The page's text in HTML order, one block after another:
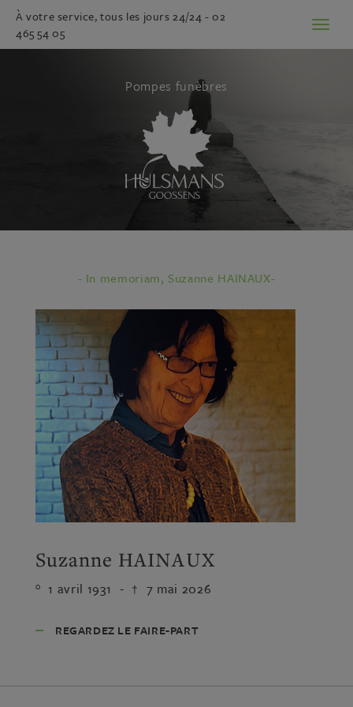
À votre service, tous les jours 24/24 -02
465 54 05
Toggle
Pompes funèbres
- In memoriam, Suzanne HAINAUX-
Suzanne HAINAUX
1 avril 1931 - 7 mai 2026
REGARDEZ LE FAIRE-PART